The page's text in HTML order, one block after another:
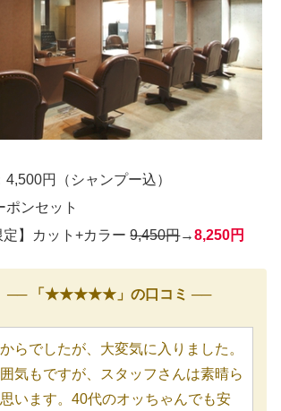
4,500円（シャンプー込）
ポンセット
定】カット+カラー9,450円→8,250円
★★★★★」の口コミ ──
からでしたが、大変気に入りました。
気もですが、スタッフさんは素晴ら
います。40代のオッちゃんでも安